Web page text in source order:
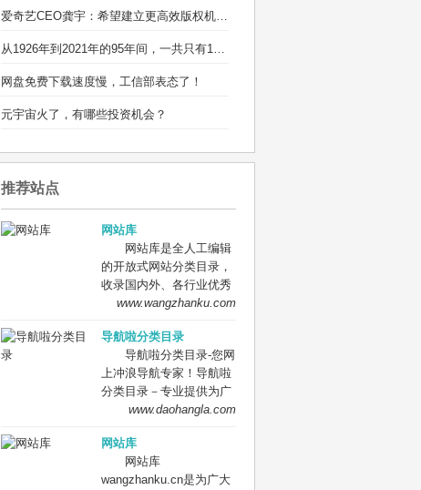
爱奇艺CEO龚宇：希望建立更高效版权机制 国际合作打击盗版
从1926年到2021年的95年间，一共只有11家公司曾经成为美国市值最大的公司
网盘免费下载速度慢，工信部表态了！
元宇宙火了，有哪些投资机会？
推荐站点
网站库
网站库是全人工编辑
的开放式网站分类目录，
收录国内外、各行业优秀
网站，旨在为用户提供更
索、优秀网站参考、网站
推广服务、网站黄页、网
上娱乐冲浪导航网站。
www.wangzhanku.com
导航啦分类目录
导航啦分类目录-您网
上冲浪导航专家！导航啦
分类目录－专业提供为广
大站长收录的开放式网站
外、各行业优秀正规网站,
全人工编辑收录，为百
度、谷歌、有道、搜狗、
www.daohangla.com
网站库
网站库
wangzhanku.cn是为广大